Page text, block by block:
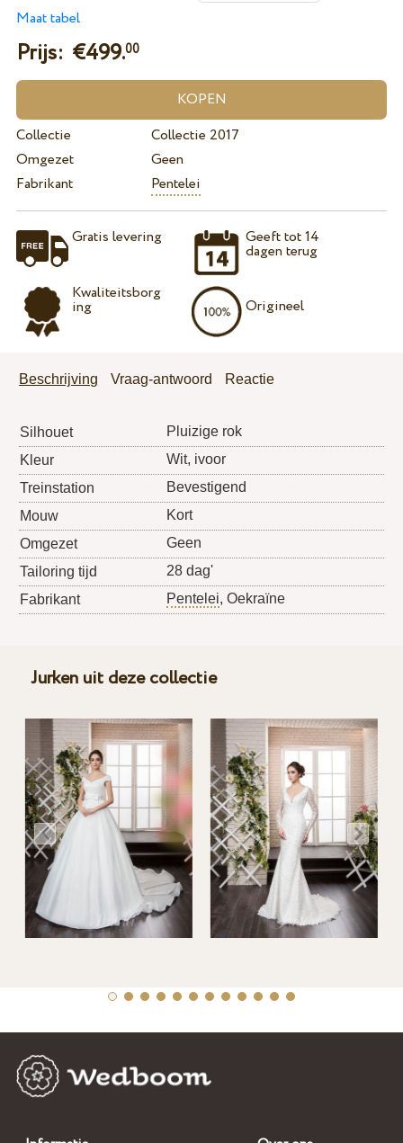
Maat tabel
Prijs: €499.00
Collectie
Collectie 2017
Omgezet
Geen
Fabrikant
Pentelei
Gratis levering
Kwaliteitsborg
ing
Geeft tot 14
dagen terug
Origineel
Beschrijving Vraag-antwoord Reactie
Silhouet
Pluizige rok
Kleur
Wit, ivoor
Treinstation
Bevestigend
Mouw
Kort
Omgezet
Geen
Tailoring tijd
28 dag'
Fabrikant
Pentelei, Oekraïne
Jurken uit deze collectie